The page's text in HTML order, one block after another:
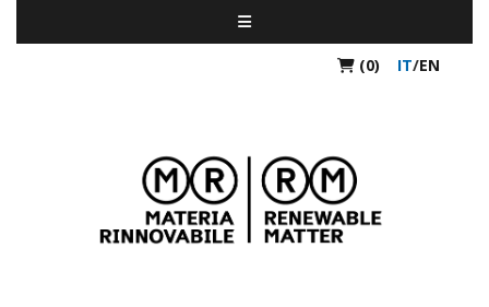
(0) IT/EN